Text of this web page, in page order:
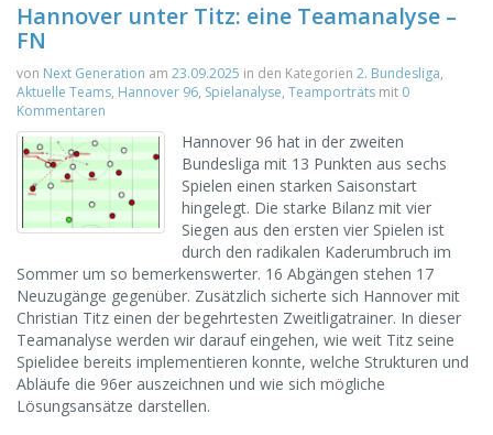
Hannover unter Titz: eine Teamanalyse –
FN
von Next Generation am 23.09.2025 in den Kategorien 2. Bundesliga,
Aktuelle Teams, Hannover 96, Spielanalyse, Teamporträts mit 0
Kommentaren
Hannover 96 hat in der zweiten
Bundesliga mit 13 Punkten aus sechs
Spielen einen starken Saisonstart
hingelegt. Die starke Bilanz mit vier
Siegen aus den ersten vier Spielen ist
durch den radikalen Kaderumbruch im
Sommer um so bemerkenswerter. 16 Abgängen stehen 17
Neuzugänge gegenüber. Zusätzlich sicherte sich Hannover mit
Christian Titz einen der begehrtesten Zweitligatrainer. In dieser
Teamanalyse werden wir darauf eingehen, wie weit Titz seine
Spielidee bereits implementieren konnte, welche Strukturen und
Abläufe die 96er auszeichnen und wie sich mögliche
Lösungsansätze darstellen.